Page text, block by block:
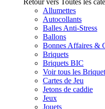
Retour vers Toutes les
Allumettes
Autocollants
Balles Anti-Stress
Ballons
Bonnes Affaires &
Briquets
Briquets BIC
Voir tous les
Cartes de Jeu
Jetons de caddie
Jeux
Jouets